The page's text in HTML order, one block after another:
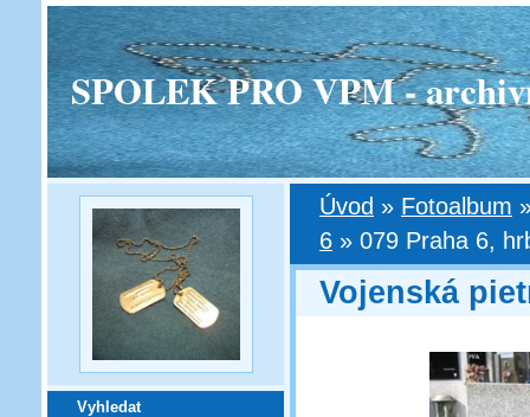
SPOLEK PRO VPM -
Vyhledat
Úvod » Fotoalbum
6 » 079 Praha 6,
Vojenská